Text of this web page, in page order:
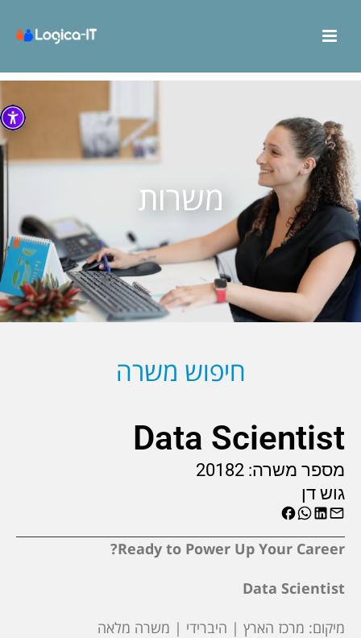
משרות
חיפוש משרה
Data Scientist
מספר משרה: 20182
גוש דן
Ready to Power Up Your Career?
Data Scientist
מיקום: מרכז הארץ | היברידי | משרה מלאה